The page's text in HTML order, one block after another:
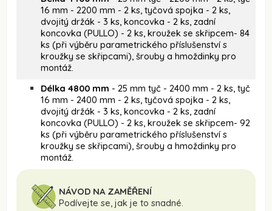
16 mm - 2200 mm - 2 ks, tyčová spojka - 2 ks,
dvojitý držák - 3 ks, koncovka - 2 ks, zadní
koncovka (PULLO) - 2 ks, kroužek se skřipcem- 84
ks (při výběru parametrického příslušenství s
kroužky se skřipcami), šrouby a hmoždinky pro
montáž.
Délka 4800 mm - 25 mm tyč - 2400 mm - 2 ks, tyč
16 mm - 2400 mm - 2 ks, tyčová spojka - 2 ks,
dvojitý držák - 3 ks, koncovka - 2 ks, zadní
koncovka (PULLO) - 2 ks, kroužek se skřipcem- 92
ks (při výběru parametrického příslušenství s
kroužky se skřipcami), šrouby a hmoždinky pro
montáž.
NÁVOD NA ZAMĚŘENÍ
Podívejte se, jak je to snadné.